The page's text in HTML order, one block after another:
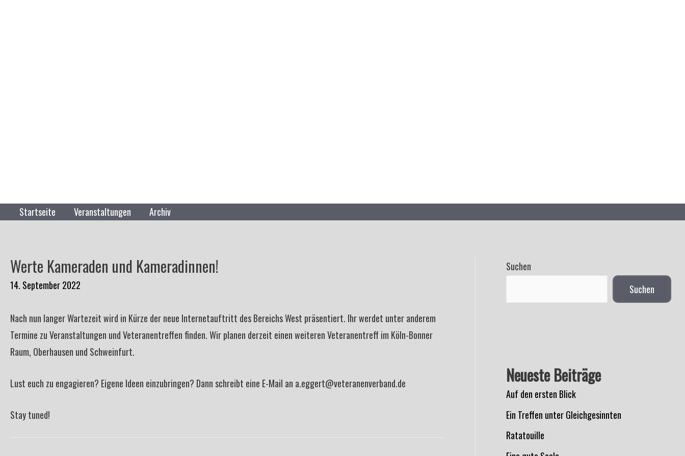
Startseite Veranstaltungen Archiv
Werte Kameraden und Kameradinnen!
14. September 2022
Nach nun langer Wartezeit wird in Kürze der neue Internetauftritt des Bereichs West präsentiert. Ihr werdet unter anderem
Termine zu Veranstaltungen und Veteranentreffen finden. Wir planen derzeit einen weiteren Veteranentreff im Köln-Bonner
Raum, Oberhausen und Schweinfurt.
Lust euch zu engagieren? Eigene Ideen einzubringen? Dann schreibt eine E-Mail an a.eggert@veteranenverband.de
Stay tuned!
Suchen
Suchen
Neueste Beiträge
Auf den ersten Blick
Ein Treffen unter Gleichgesinnten
Ratatouille